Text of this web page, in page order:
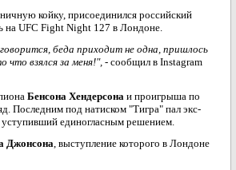
койку, присоединился российский
на UFC Fight Night 127 в Лондоне.
беда приходит не одна, пришлось
что взялся за меня!",- сообщил в Instagram
Бенсона Хендерсона и проигрыша по
Последним под натиском "Тигра" пал экс-
единогласным решением.
Джонсона, выступление которого в Лондоне